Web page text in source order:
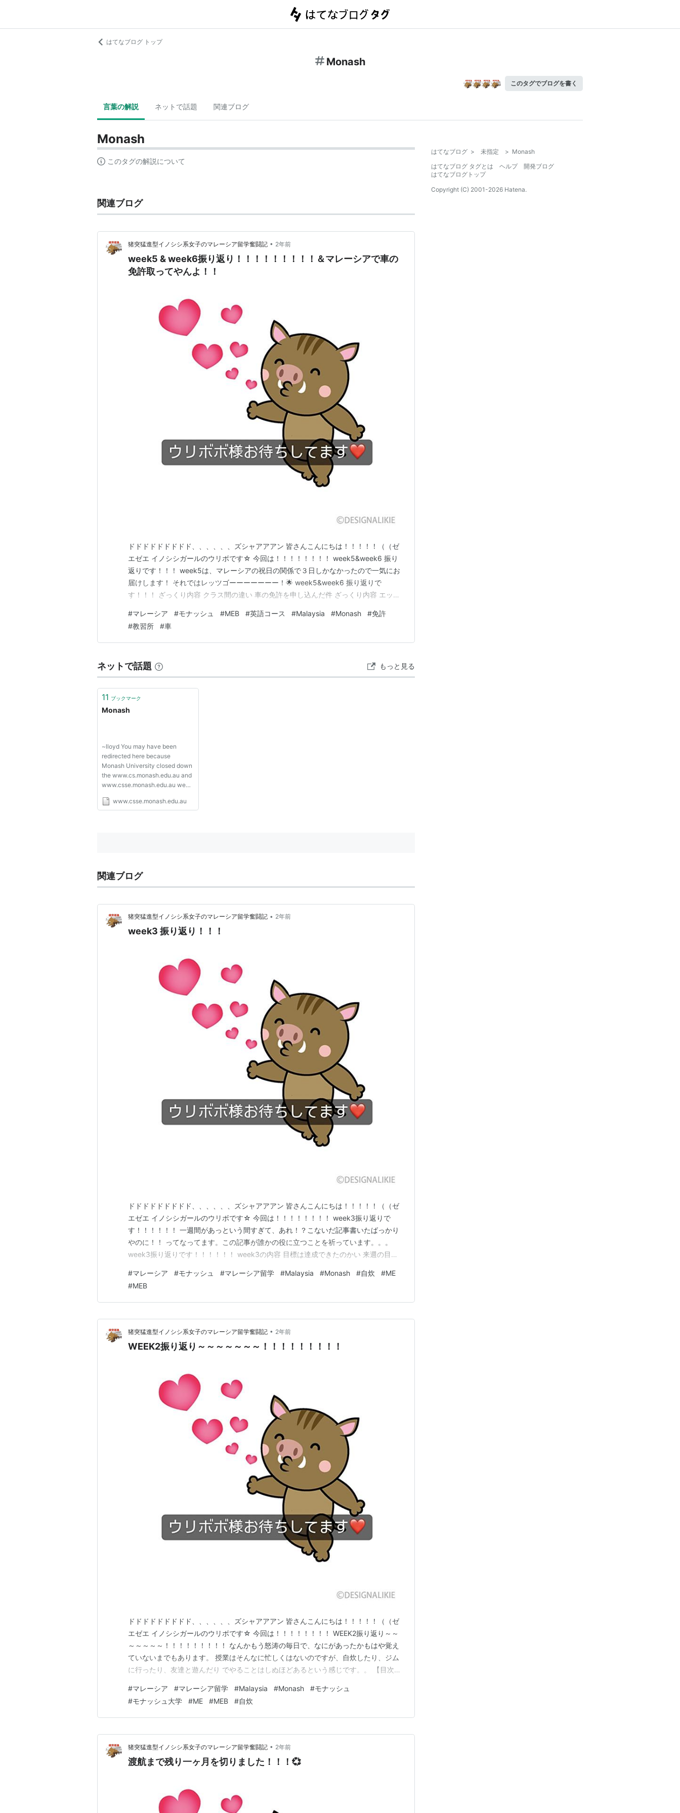
はてなブログ トップ
Monash
このタグでブログを書く
言葉の解説 ネットで話題 関連ブログ
Monash
このタグの解説について
関連ブログ
猪突猛進型イノシシ系女子のマレーシア留学奮闘記 • 2年前
week5 & week6振り返り！！！！！！！！！＆マレーシアで車の
免許取ってやんよ！！
ドドドドドドドドド、、、、、、ズシャアアアン 皆さんこんにちは！！！！！（（ゼ
エゼエ イノシシガールのウリボです☆ 今回は！！！！！！！！ week5&week6 振り
返りです！！！ week5は、マレーシアの祝日の関係で３日しかなかったので一気にお
届けします！ それではレッツゴーーーーーーー！🌟 week5&week6 振り返りで
す！！！ ざっくり内容 クラス間の違い 車の免許を申し込んだ件 ざっくり内容 エッセ
う代り映えのない感じでした！！ エッセイはどんだけ時間かけてやるねええん！！と
思ってしまいます笑 …
#マレーシア #モナッシュ #MEB #英語コース #Malaysia #Monash #免許
#教習所 #車
ネットで話題 もっと見る
11 ブックマーク
Monash
~lloyd You may have been
redirected here because
Monash University closed down
the www.cs.monash.edu.au and
www.csse.monash.edu.au web-
users.monash.edu.au web-
www.csse.monash.edu.au
関連ブログ
猪突猛進型イノシシ系女子のマレーシア留学奮闘記 • 2年前
week3 振り返り！！！
ドドドドドドドドド、、、、、、ズシャアアアン 皆さんこんにちは！！！！！（（ゼ
エゼエ イノシシガールのウリボです☆ 今回は！！！！！！！！ week3振り返りで
す！！！！！！ 一週間があっという間すぎて、あれ！？こないだ記事書いたばっかり
やのに！！ ってなってます。この記事が誰かの役に立つことを祈っています。。。
week3振り返りです！！！！！！ week3の内容 目標は達成できたのかい 来週の目
オタスク ８００字エッセイ グループディスカッション リーディングのテスト がメイ
ンでした。急にヘビー！！！！！…
#マレーシア #モナッシュ #マレーシア留学 #Malaysia #Monash #自炊 #ME
#MEB
猪突猛進型イノシシ系女子のマレーシア留学奮闘記 • 2年前
WEEK2振り返り～～～～～～～！！！！！！！！！
ドドドドドドドドド、、、、、、ズシャアアアン 皆さんこんにちは！！！！！（（ゼ
エゼエ イノシシガールのウリボです☆ 今回は！！！！！！！！ WEEK2振り返り～～
～～～～～！！！！！！！！！ なんかもう怒涛の毎日で、なにがあったかもはや覚え
ていないまでもあります。 授業はそんなに忙しくはないのですが、自炊したり、ジム
に行ったり、友達と遊んだり でやることはしぬほどあるという感じです。。 【目次】
炊！できたのか 来週の目標！ 授業内容！ 私の感覚的には、結構漠然としたことを学ん
だ一週間だったと思います。 大まかに…
#マレーシア #マレーシア留学 #Malaysia #Monash #モナッシュ
#モナッシュ大学 #ME #MEB #自炊
猪突猛進型イノシシ系女子のマレーシア留学奮闘記 • 2年前
渡航まで残り一ヶ月を切りました！！！💞
はてなブログ > 未指定 > Monash
はてなブログ タグとは
ヘルプ
開発ブログ
はてなブログトップ
Copyright (C) 2001-2026 Hatena.